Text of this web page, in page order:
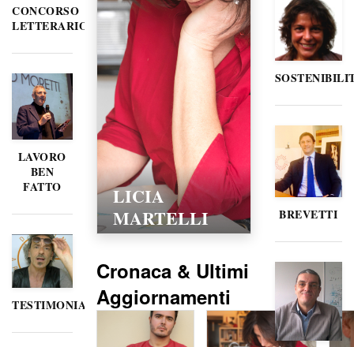
CONCORSO
LETTERARIO
LAVORO
BEN
FATTO
TESTIMONIANZE
LORELLA
POZZI
Cronaca & Ultimi
Aggiornamenti
BREVETTI